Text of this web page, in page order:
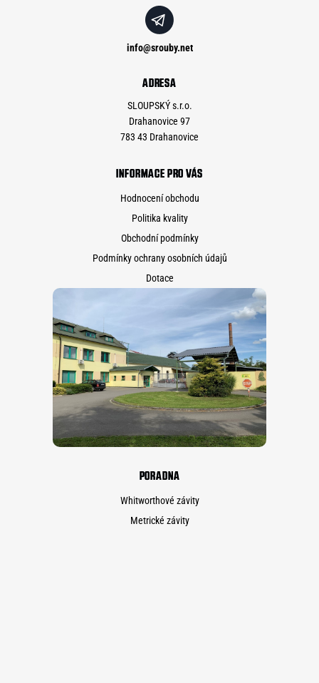
info@srouby.net
ADRESA
SLOUPSKÝ s.r.o.
Drahanovice 97
783 43 Drahanovice
INFORMACE PRO VÁS
Hodnocení obchodu
Politika kvality
Obchodní podmínky
Podmínky ochrany osobních údajů
Dotace
PORADNA
Whitworthové závity
Metrické závity